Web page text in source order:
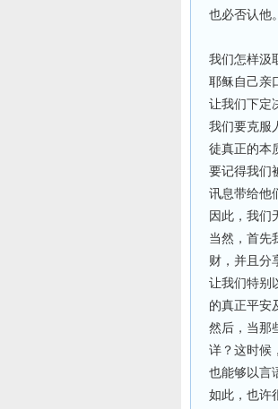
也必否认他
我们怎样汲
耶稣自己亲
让我们下定
我们要克服
徒真正的本
要记得我们
讯息带给他
因此，我们
当然，首先
财，并且分
让我们特别
的真正平安
然后，当那
详？这时候
也能够以言
如此，也许